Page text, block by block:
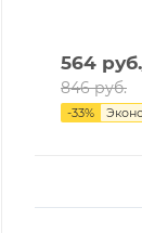
564 руб.
846руб.
-33%